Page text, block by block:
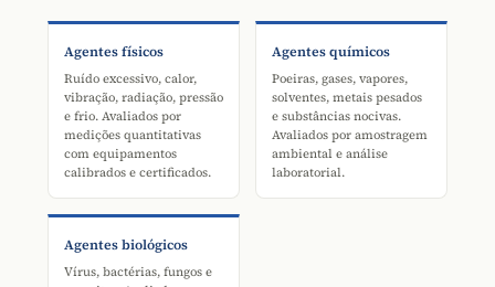
Agentes físicos
Ruído excessivo, calor,
vibração, radiação, pressão
e frio. Avaliados por
medições quantitativas
com equipamentos
calibrados e certificados.
Agentes químicos
Poeiras, gases, vapores,
solventes, metais pesados
e substâncias nocivas.
Avaliados por amostragem
ambiental e análise
laboratorial.
Agentes biológicos
Vírus, bactérias, fungos e